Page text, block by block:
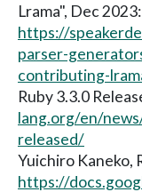
Lrama", Dec 2023:
https://
parser-
contributing-
Ruby 3.3.0
lang.org/en/
released/
Yuichiro Kaneko,
https://